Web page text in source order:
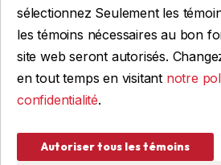
sélectionnez Seulement les
les témoins nécessaires au bon
site web seront autorisés.
en tout temps en visitant notre
confidentialité.
Autoriser tous les témoins
FAIRE UNE DEMANDE
© 2026 Remorques WBA, TOUS